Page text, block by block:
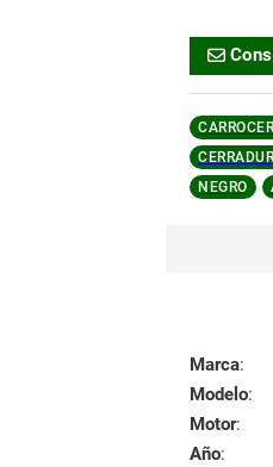
NEGRO
Marca:
Modelo:
Motor:
Año: